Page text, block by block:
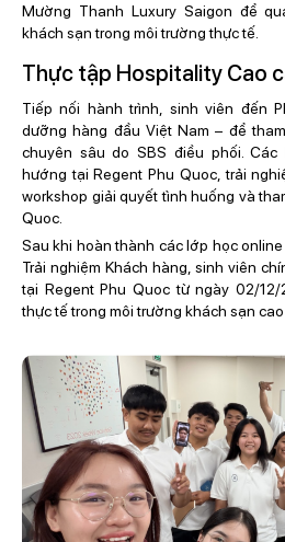
Mường Thanh Luxury Saigon để
khách sạn trong môi trường thực tế.
Thực tập Hospitality Cao
Tiếp nối hành trình, sinh viên đến
dưỡng hàng đầu Việt Nam – để
chuyên sâu do SBS điều phối.
hướng tại Regent Phu Quoc, trải
workshop giải quyết tình huống và
Quoc.
Sau khi hoàn thành các lớp học
Trải nghiệm Khách hàng, sinh viên
tại Regent Phu Quoc từ ngày 02/
thực tế trong môi trường khách sạn cao